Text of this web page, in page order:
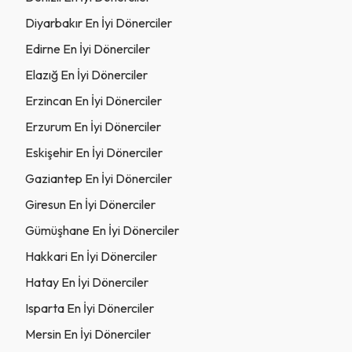
Diyarbakır En İyi Dönerciler
Edirne En İyi Dönerciler
Elazığ En İyi Dönerciler
Erzincan En İyi Dönerciler
Erzurum En İyi Dönerciler
Eskişehir En İyi Dönerciler
Gaziantep En İyi Dönerciler
Giresun En İyi Dönerciler
Gümüşhane En İyi Dönerciler
Hakkari En İyi Dönerciler
Hatay En İyi Dönerciler
Isparta En İyi Dönerciler
Mersin En İyi Dönerciler